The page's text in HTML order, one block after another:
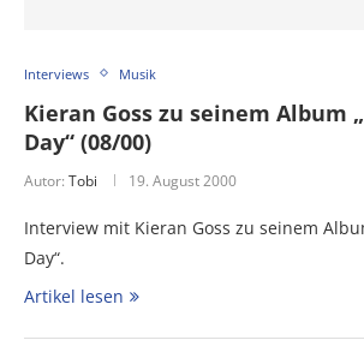
Interviews Musik
Kieran Goss zu seinem Album
Day“ (08/00)
Autor: Tobi 19. August 2000
Interview mit Kieran Goss zu seinem
Day“.
Artikel lesen